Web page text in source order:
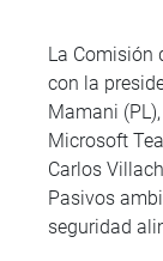
La Comisión
con la
Mamani
Microsoft
Carlos
Pasivos
seguridad